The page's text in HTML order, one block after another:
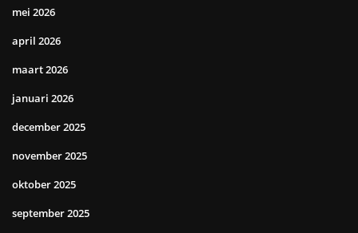
mei 2026
april 2026
maart 2026
januari 2026
december 2025
november 2025
oktober 2025
september 2025